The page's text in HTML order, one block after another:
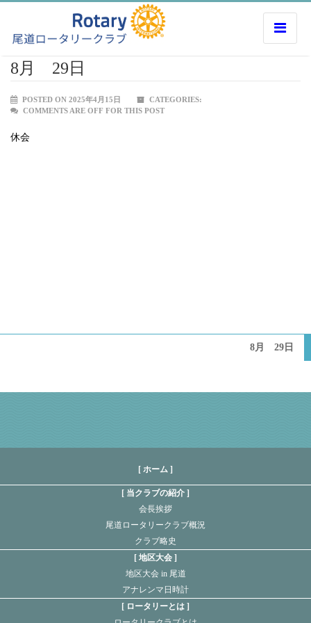
8月 29日
POSTED ON 2025年4月15日
CATEGORIES:
COMMENTS ARE OFF FOR THIS POST
休会
8月 29日
[ ホーム ]
当クラブの紹介
会長挨拶
尾道ロータリークラブ概況
クラブ略史
地区大会
地区大会 in 尾道
アナレンマ日時計
ロータリーとは